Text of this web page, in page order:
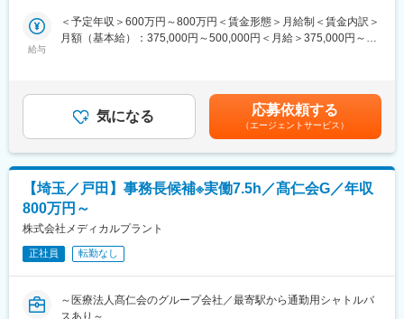
■当社について：
います。
◇カーボンニュートラルや医薬品開発などSDGs達成への貢献が高
いプロジェクトを数多く支援しています。これからも社会課題の
変更の範囲：会社の定める業務
シークエンス解析、オミクス解析、立体構造・相互作用予測、合
成経路探索、AI解析（機械学習/深層学習）、MD・MOシミュレー
グラミング
・抗体のモデリング、ドッキングシミュレーション
・ヒトiPS細胞由来オルガノイド研究におけるバイオインフォマテ
ィクス
・分子動力学法を用いた数値シミュレーション
・医薬品候補化合物の自動探索の研究
・NGSを用いた遺伝子解析法開発
・材料開発における最適な合成ルート、触媒探索
Excelなどのビジネススキル向上の講座から分析機器の取り扱い方
給与
＜予定年収＞600万円～800万円＜賃金形態＞月給制＜賃金内訳＞
月額（基本給）：375,000円～500,000円＜月給＞375,000円～
賃金はあくまでも目安の金額であり、選考を通じて上下する可能
性があります。月給(月額)は固定手当を含めた表記です。
気になる 応募依頼する
（エージェントサービス）
【埼玉／戸田】事務長候補※実働7.5h／髙仁会G／年収
800万円～
株式会社メディカルプラント
正社員 転勤なし
～医療法人髙仁会のグループ会社／最寄駅から通勤用シャトルバ
スあり～